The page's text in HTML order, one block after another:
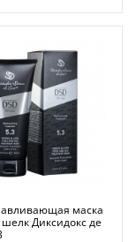
маска
Диксидокс де